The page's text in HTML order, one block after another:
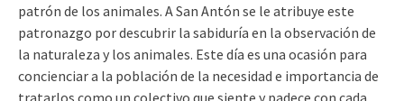
patrón de los animales. A San Antón se le atribuye este
patronazgo por descubrir la sabiduría en la observación de
la naturaleza y los animales. Este día es una ocasión para
concienciar a la población de la necesidad e importancia de